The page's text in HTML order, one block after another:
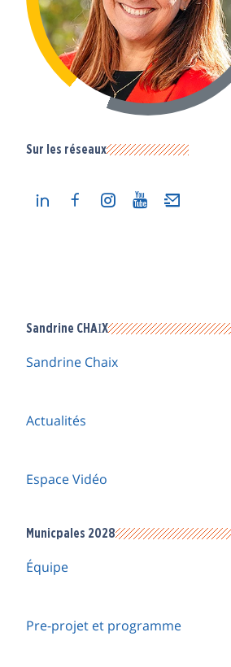
Sur les réseaux
Sandrine CHAIX
Sandrine Chaix
Actualités
Espace Vidéo
Municpales 2028
Équipe
Pre-projet et programme